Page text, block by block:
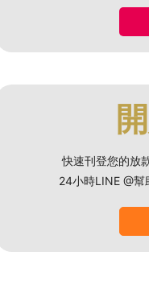
快速刊登您的放
24小時LINE @